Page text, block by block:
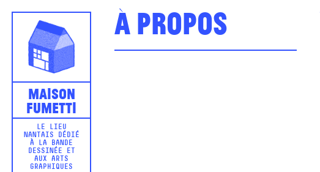
Maison
Fumetti
LE LIEU
NANTAIS DÉDIÉ
À LA BANDE
DESSINÉE ET
AUX ARTS
GRAPHIQUES
À propos